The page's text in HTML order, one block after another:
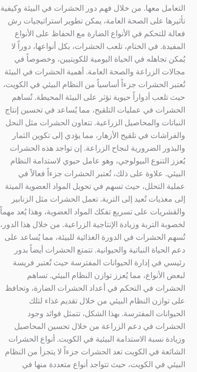
التعامل معها. من خلال فهم دور الحشرات في البيئة وكيفية
تأثيرها على الصحة العامة، يمكن تطوير استراتيجيات رش
فعالة للتحكم في الأنواع الضارة مع الحفاظ على الأنواع
المفيدة. في الختام، تلعب الحشرات، بكل أنواعها، دوراً لا
يُمكن تجاهله في الحياة اليومية للكويتيين، وخصوصاً في
مجالات الزراعة والصحة العامة. أهمية الحشرات في البيئة
تُعتبر الحشرات جزءاً أساسياً من النظام البيئي في الكويت،
حيث تلعب أدواراً حيوية تؤثر على البيئة المحيطة. تُساهم
الحشرات في عمليات التلقيح، مما يُساعد في تحسين إنتاج
النباتات والمحاصيل الزراعية. تتعاون الحشرات مثل النحل
والفراشات في تلقيح الأزهار، مما يؤدي إلى تكوين الثمار
والبذور الضرورية لنجاح الزراعة. إن تواجد هذه الحشرات
يُعزز التنوع البيولوجي، وهو عامل حيوي لاستدامة النظام
البيئي. علاوة على ذلك، تُعتبر الحشرات جزءاً فعالاً في
عملية التحلل، حيث تسهم في تحويل المواد العضوية الميتة
إلى مغذيات تُعيد إلى التربة. تعمل الحشرات مثل الزنابير
والقشريات على تسريع تفكك المواد العضوية، وهذا يُعد مهماً
لخصوبة التربة وزيادة الإنتاجية الزراعية. من خلال هذا الدور،
تُسهم الحشرات في الدورة الغذائية للبيئة، مما يُساعد على
دعم الحياة النباتية والحيوانية. تتمتع الحشرات أيضاً بدور
رئيسي في إدارة الحيوانات المفترسة حيث تُعتبر فريسة
لبعض الأنواع، مما يُعزز توازن النظام البيئي. تساهم
الحشرات في التحكم في أعداد الحشرات الضارة، وتحافظ
على توازن النظام البيئي من خلال تقديم غذاء لتلك
الحيوانات المفترسة. بهذا الشكل، تتمثل فوائد وجود
الحشرات في دعم الزراعة من خلال تحسين المحاصيل
وزيادة نسبة الاستدامة البيئية في الكويت. أنواع الحشرات
الشائعة في الكويت تعد الحشرات جزءاً لا يتجزأ من النظام
البيئي في الكويت، حيث تتواجد أنواع متعددة منها في